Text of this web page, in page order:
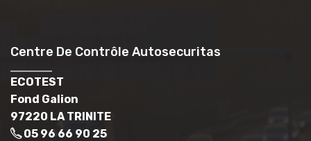
Centre De Contrôle Autosecuritas
ECOTEST
Fond Galion
97220 LA TRINITE
05 96 66 90 25